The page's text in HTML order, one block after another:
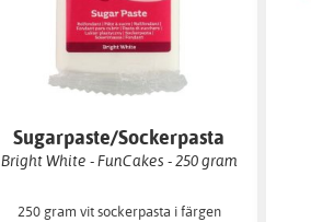
Sugarpaste/Sockerpasta
Bright White - FunCakes - 250 gram
250 gram vit sockerpasta i färgen